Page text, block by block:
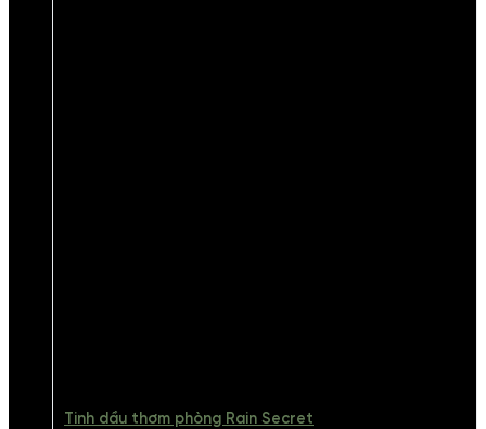
Tinh dầu thơm phòng Rain Secret